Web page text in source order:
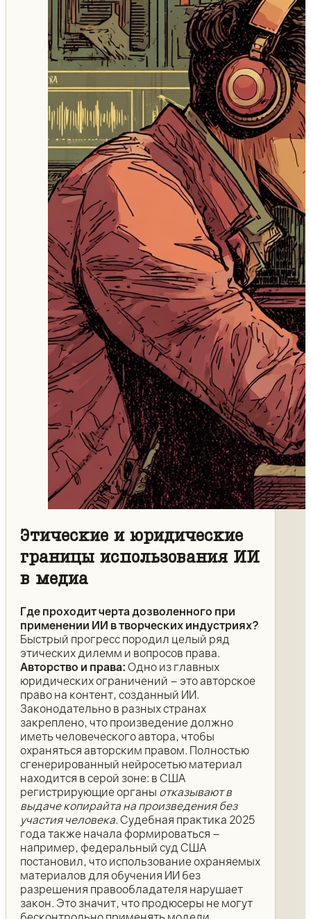
Этические и юридические
границы использования ИИ
в медиа
Где проходит черта дозволенного при
применении ИИ в творческих индустриях?
Быстрый прогресс породил целый ряд
этических дилемм и вопросов права.
Авторство и права: Одно из главных
юридических ограничений – это авторское
право на контент, созданный ИИ.
Законодательно в разных странах
закреплено, что произведение должно
иметь человеческого автора, чтобы
охраняться авторским правом. Полностью
сгенерированный нейросетью материал
находится в серой зоне: в США
регистрирующие органы отказывают в
выдаче копирайта на произведения без
участия человека. Судебная практика 2025
года также начала формироваться –
например, федеральный суд США
постановил, что использование охраняемых
материалов для обучения ИИ без
разрешения правообладателя нарушает
закон. Это значит, что продюсеры не могут